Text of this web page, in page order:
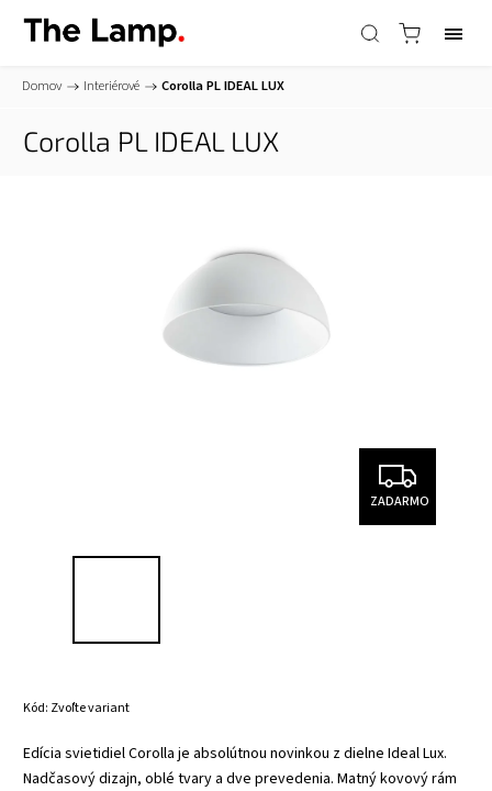
Domov / Interiérové / Corolla PLIDEAL LUX
Corolla PL IDEAL LUX
ZADARMO
Kód: Zvoľte variant
Edícia svietidiel Corolla je absolútnou novinkou z dielne Ideal Lux.
Nadčasový dizajn, oblé tvary a dve prevedenia. Matný kovový rám